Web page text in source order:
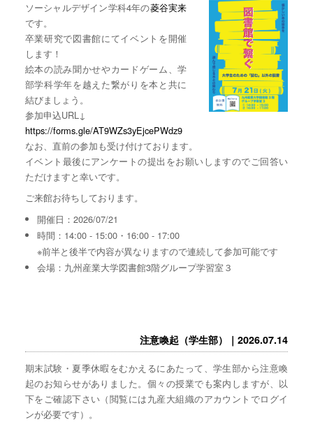
ソーシャルデザイン学科4年の菱谷実来
です。
卒業研究で図書館にてイベントを開催
します！
絵本の読み聞かせやカードゲーム、学
部学科学年を越えた繋がりを本と共に
結びましょう。
参加申込URL↓
https://forms.gle/AT9WZs3yEjcePWdz9
なお、直前の参加も受け付けております。
イベント最後にアンケートの提出をお願いしますのでご回答い
ただけますと幸いです。
ご来館お待ちしております。
開催日：2026/07/21
時間：14:00 - 15:00・16:00 - 17:00
※前半と後半で内容が異なりますので連続して参加可能です
会場：九州産業大学図書館3階グループ学習室３
注意喚起（学生部）｜2026.07.14
期末試験・夏季休暇をむかえるにあたって、学生部から注意喚
起のお知らせがありました。個々の授業でも案内しますが、以
下をご確認下さい（閲覧には九産大組織のアカウントでログイ
ンが必要です）。